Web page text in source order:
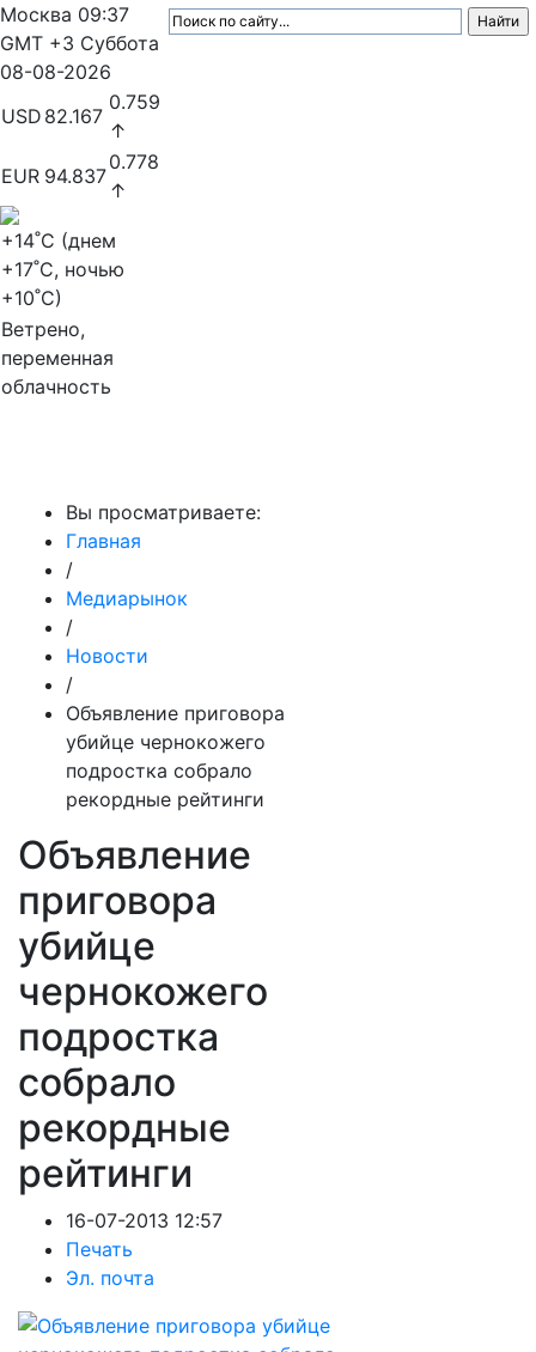
Москва 09:37
GMT +3 Суббота
08-08-2026
USD 82.167
0.759
↑
EUR 94.837
0.778
↑
+14˚C (днем
+17˚C, ночью
+10˚C)
Ветрено,
переменная
облачность
Вы просматриваете:
Главная
/
Медиарынок
/
Новости
/
Объявление приговора
убийце чернокожего
подростка собрало
рекордные рейтинги
Объявление
приговора
убийце
чернокожего
подростка
собрало
рекордные
рейтинги
16-07-2013 12:57
Печать
Эл. почта